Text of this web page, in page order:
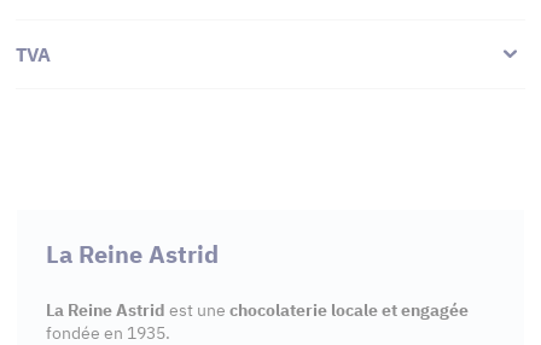
TVA
La Reine Astrid
La Reine Astrid est une chocolaterie locale et engagée
fondée en 1935.